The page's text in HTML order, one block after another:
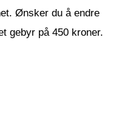
Ønsker du å endre
gebyr på 450 kroner.